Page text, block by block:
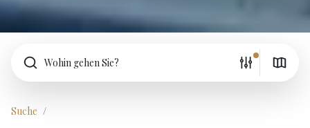
Wohin gehen Sie?
Suche